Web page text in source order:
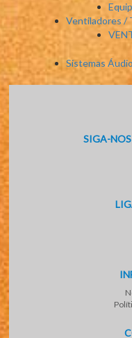
Ventiladores /
Sistemas
SIGA-